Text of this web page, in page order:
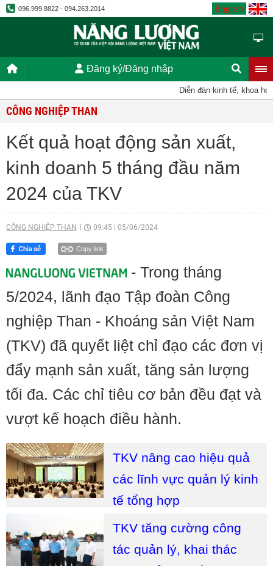
096.999.8822 - 094.263.2014 English
Đăng ký/Đăng nhập
Diễn đàn kinh tế, khoa
CÔNG NGHIỆP THAN
Kết quả hoạt động sản xuất,
kinh doanh 5 tháng đầu năm
2024 của TKV
CÔNG NGHIỆP THAN 09:45 05/06/2024
Copy link
- Trong tháng
5/2024, lãnh đạo Tập đoàn Công
nghiệp Than - Khoáng sản Việt Nam
(TKV) đã quyết liệt chỉ đạo các đơn vị
đẩy mạnh sản xuất, tăng sản lượng
tối đa. Các chỉ tiêu cơ bản đều đạt và
vượt kế hoạch điều hành.
TKV nâng cao hiệu quả
các lĩnh vực quản lý kinh
tế tổng hợp
TKV tăng cường công
tác quản lý, khai thác